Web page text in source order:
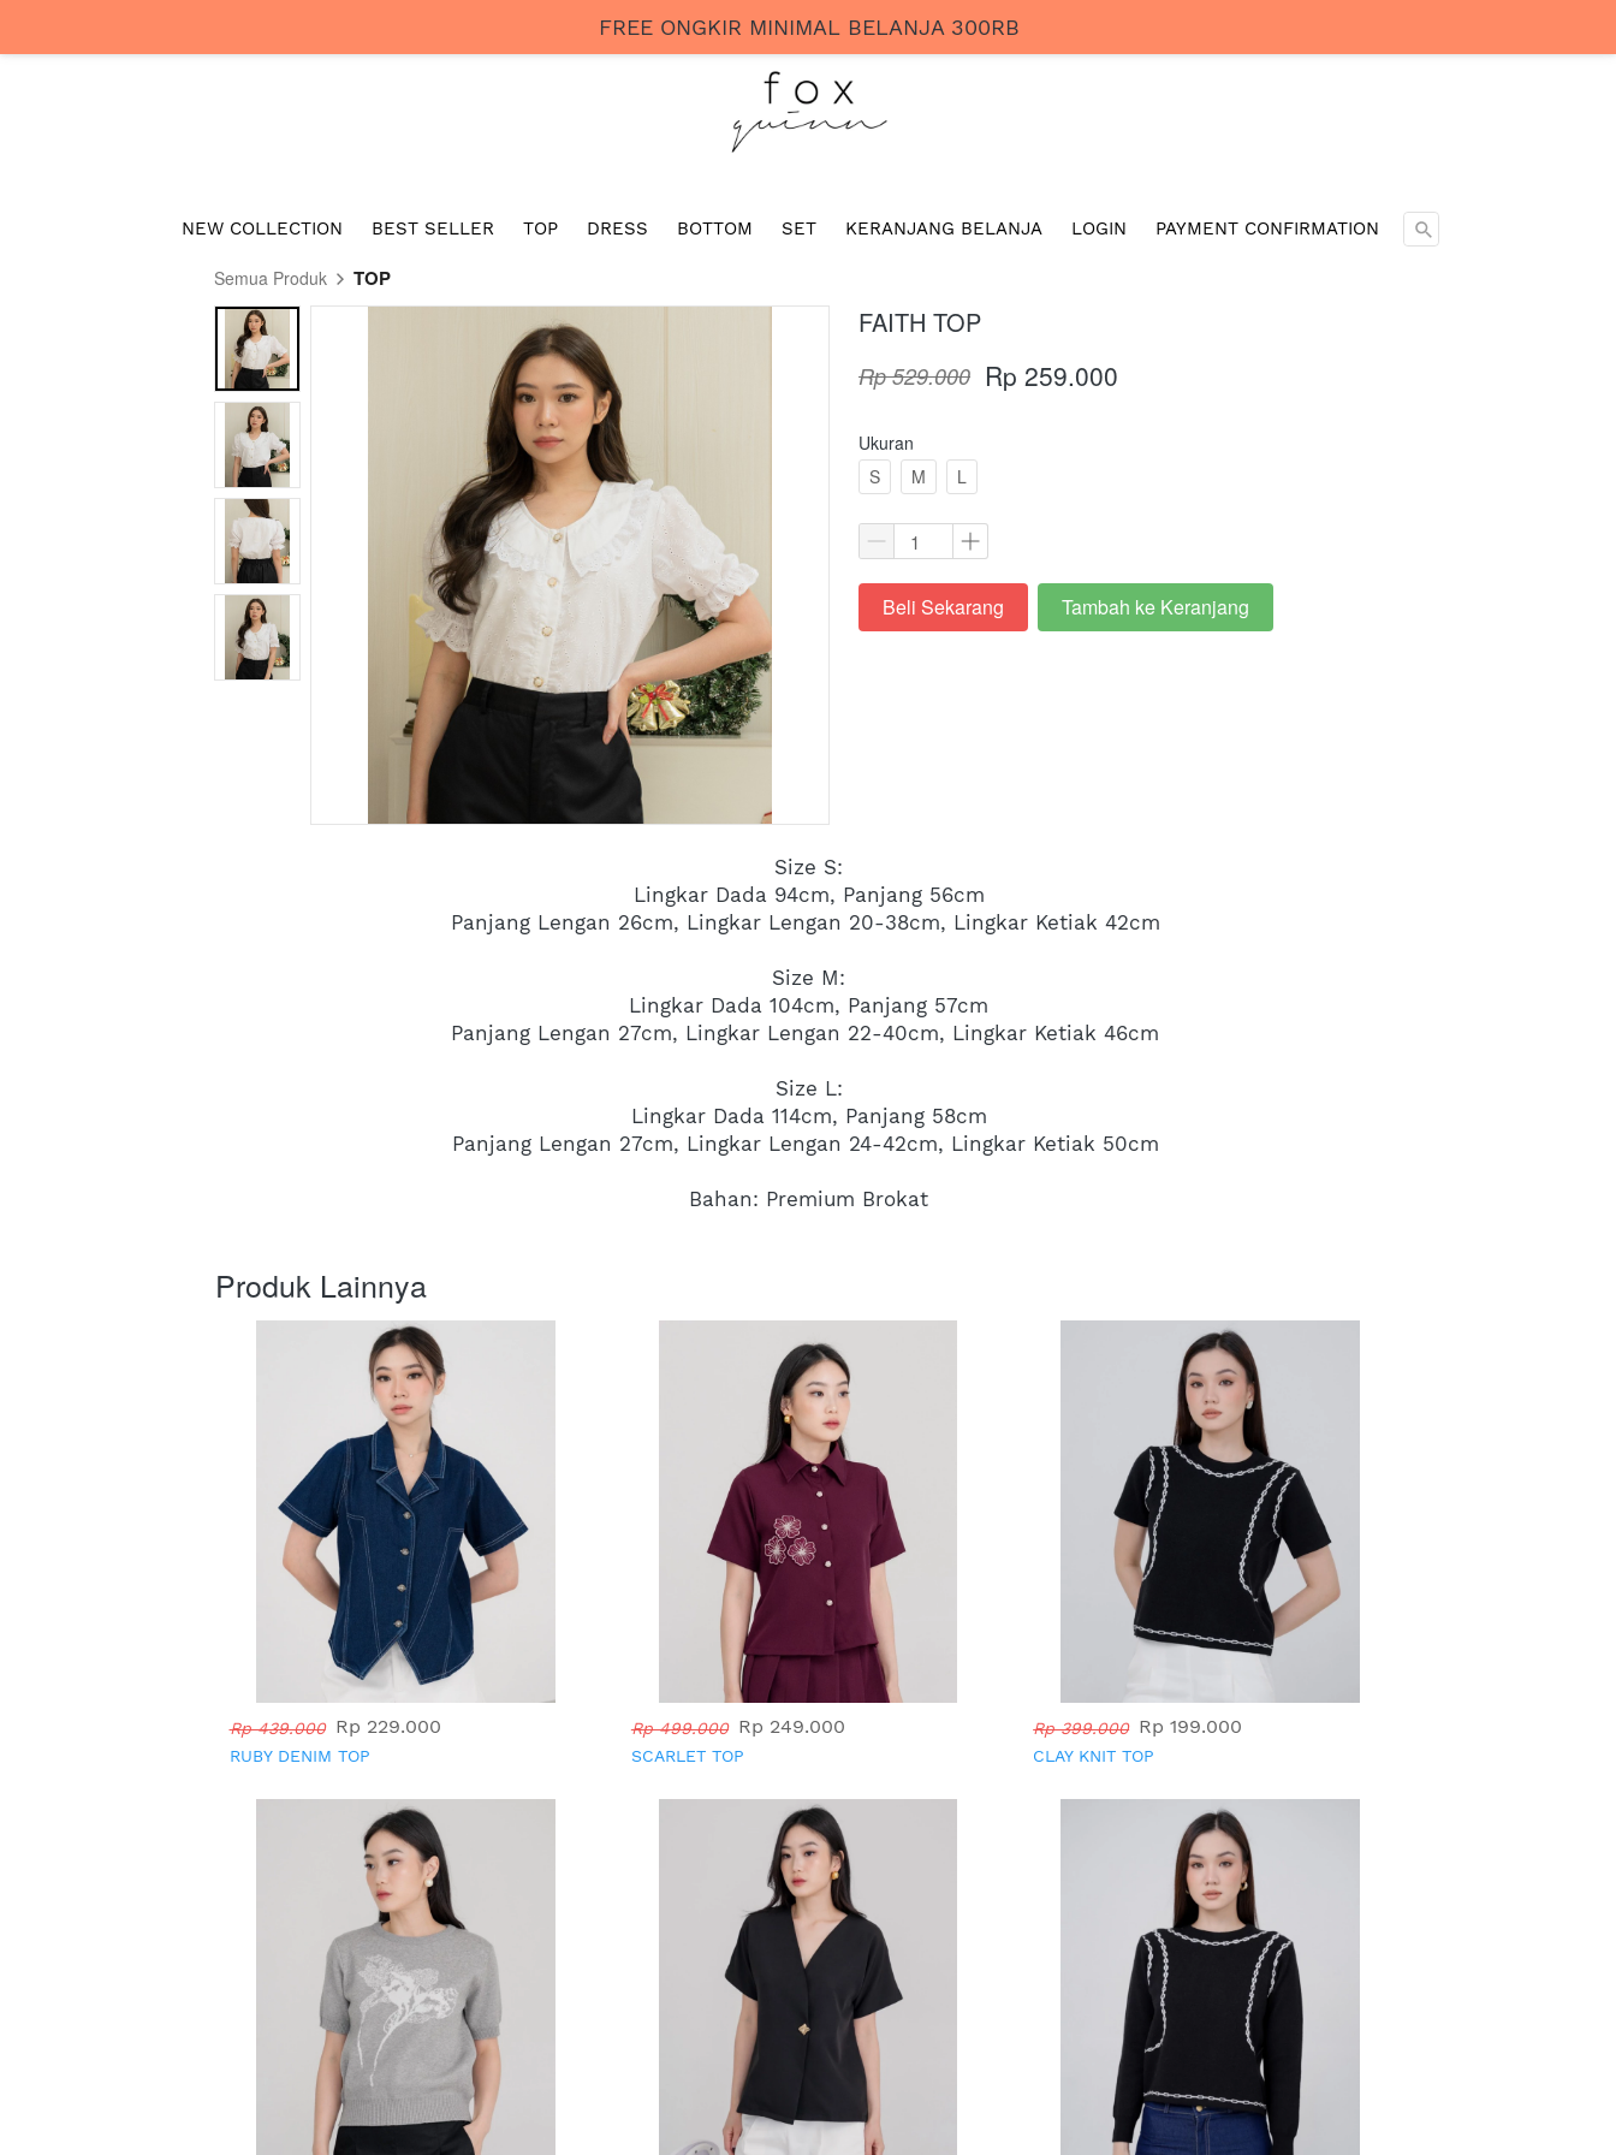
NEW COLLECTION BEST SELLER TOP DRESS BOTTOM SET KERANJANG BELANJA LOGIN PAYMENT CONFIRMATION
Semua Produk TOP
FAITH TOP
Rp 529.000 Rp 259.000
Ukuran
S
M L
`Beli Sekarang `
Tambah ke Keranjang
Size S:
Lingkar Dada 94cm, Panjang 56cm
Panjang Lengan 26cm, Lingkar Lengan 20-38cm, Lingkar Ketiak 42cm
Size M:
Lingkar Dada 104cm, Panjang 57cm
Panjang Lengan 27cm, Lingkar Lengan 22-40cm, Lingkar Ketiak 46cm
Size L:
Lingkar Dada 114cm, Panjang 58cm
Panjang Lengan 27cm, Lingkar Lengan 24-42cm, Lingkar Ketiak 50cm
Bahan: Premium Brokat
Produk Lainnya
Rp 439.000 Rp 229.000
RUBY DENIM TOP
Rp 499.000 Rp 249.000
SCARLET TOP
Rp 399.000 Rp 199.000
CLAY KNIT TOP
FREE ONGKIR MINIMAL BELANJA 300RB